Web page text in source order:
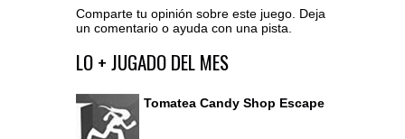
Comparte tu opinión sobre este juego. Deja
un comentario o ayuda con una pista.
Ir al editor de comentarios
LO + JUGADO DEL MES
Tomatea Candy Shop Escape